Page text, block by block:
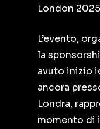
London
L’evento,
la
avuto inizio
ancora
Londra,
momento di